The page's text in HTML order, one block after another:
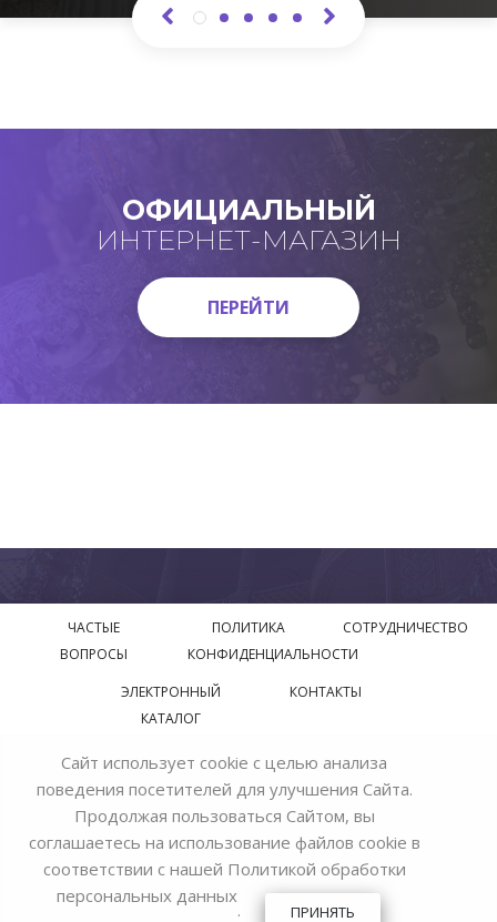
ОФИЦИАЛЬНЫЙ
ИНТЕРНЕТ-МАГАЗИН
ПЕРЕЙТИ
ПЕРЕЙТИ
ЧАСТЫЕ
ВОПРОСЫ
ПОЛИТИКА
КОНФИДЕНЦИАЛЬНОСТИ
СОТРУДНИЧЕСТВО
ЭЛЕКТРОННЫЙ
КАТАЛОГ
КОНТАКТЫ
© 2018—2026 Официальный сайт завода производителя
Bohemia Ivele Crystal
Сайт использует cookie с целью анализа
поведения посетителей для улучшения Сайта.
Продолжая пользоваться Сайтом, вы
соглашаетесь на использование файлов cookie в
соответствии с нашей Политикой обработки
персональных данных
. ПРИНЯТЬ